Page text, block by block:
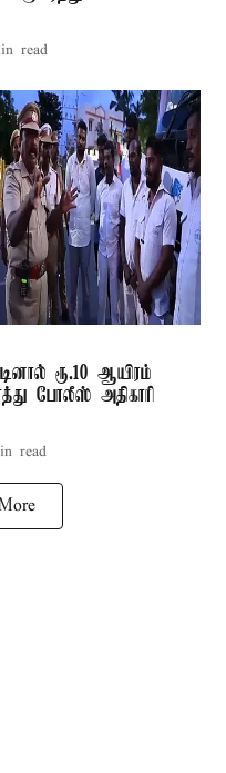
read
ரூ.10 ஆயிரம்
போலீஸ் அதிகாரி
read